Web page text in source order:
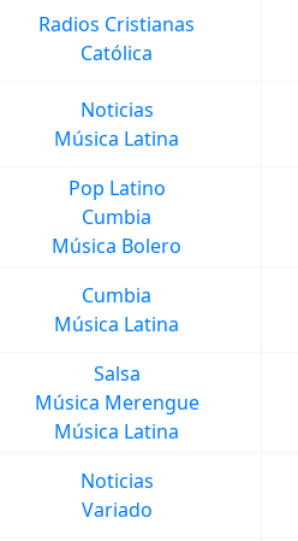
Radios Cristianas
Católica
Noticias
Música Latina
Pop Latino
Cumbia
Música Bolero
Cumbia
Música Latina
Salsa
Música Merengue
Música Latina
Noticias
Variado